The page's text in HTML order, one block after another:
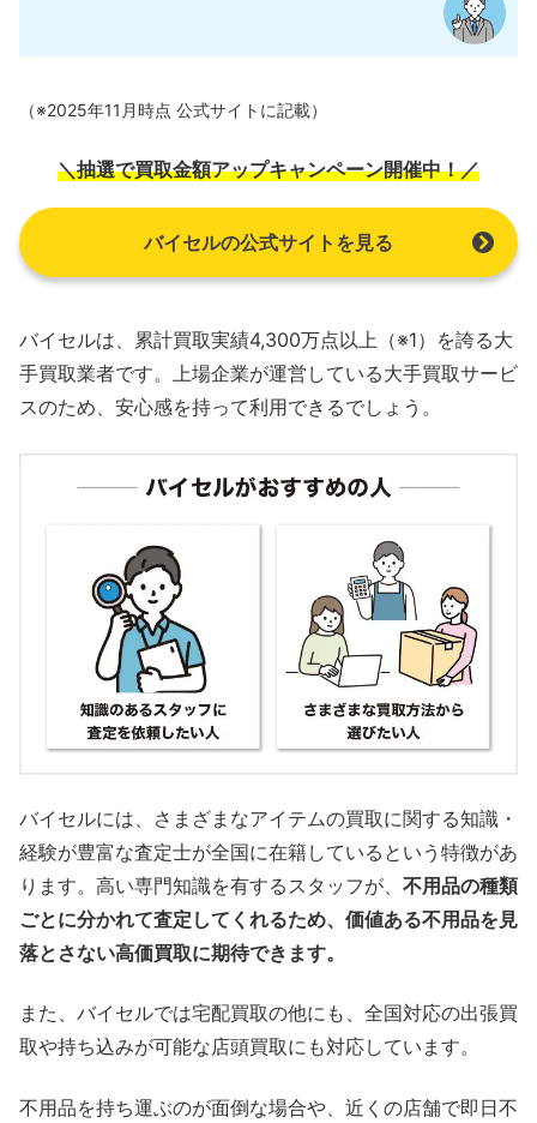
（※2025年11月時点 公式サイトに記載）
＼抽選で買取金額アップキャンペーン開催中！／
バイセルの公式サイトを見る
バイセルは、累計買取実績4,300万点以上（※1）を誇る大
手買取業者です。上場企業が運営している大手買取サービ
スのため、安心感を持って利用できるでしょう。
バイセルには、さまざまなアイテムの買取に関する知識・
経験が豊富な査定士が全国に在籍しているという特徴があ
ります。高い専門知識を有するスタッフが、 不用品の種類
ごとに分かれて査定してくれるため、価値ある不用品を見
落とさない高価買取に期待できます。
また、バイセルでは宅配買取の他にも、全国対応の出張買
取や持ち込みが可能な店頭買取にも対応しています。
不用品を持ち運ぶのが面倒な場合や、近くの店舗で即日不